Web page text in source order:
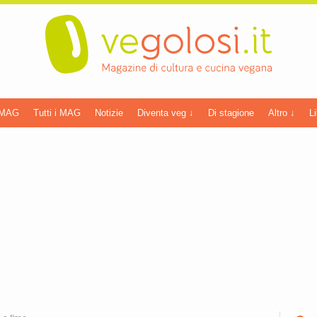
Tutti i MAG Notizie Diventa veg ↓ Di stagione Altro ↓